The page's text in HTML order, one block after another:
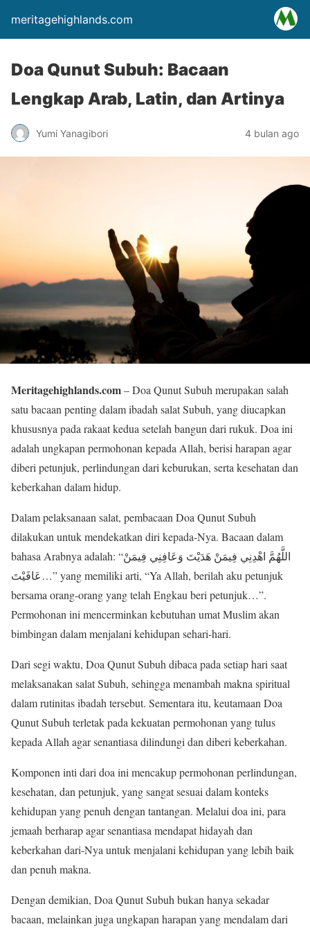
meritagehighlands.com
Doa Qunut Subuh: Bacaan
Lengkap Arab, Latin, dan Artinya
Yumi Yanagibori 4 bulan ago
Meritagehighlands.com– Doa Qunut Subuh merupakan salah
satu bacaan penting dalam ibadah salat Subuh, yang diucapkan
khususnya pada rakaat kedua setelah bangun dari rukuk. Doa ini
adalah ungkapan permohonan kepada Allah, berisi harapan agar
diberi petunjuk, perlindungan dari keburukan, serta kesehatan dan
keberkahan dalam hidup.
Dalam pelaksanaan salat, pembacaan Doa Qunut Subuh
dilakukan untuk mendekatkan diri kepada-Nya. Bacaan dalam
bahasa Arabnya adalah: “اللَّهُمَّ اهْدِنِي فِيمَنْ هَدَيْتَ وَعَافِنِي فِيمَنْ
عَافَيْتَ…” yang memiliki arti, “Ya Allah, berilah aku petunjuk
bersama orang-orang yang telah Engkau beri petunjuk…”.
Permohonan ini mencerminkan kebutuhan umat Muslim akan
bimbingan dalam menjalani kehidupan sehari-hari.
Dari segi waktu, Doa Qunut Subuh dibaca pada setiap hari saat
melaksanakan salat Subuh, sehingga menambah makna spiritual
dalam rutinitas ibadah tersebut. Sementara itu, keutamaan Doa
Qunut Subuh terletak pada kekuatan permohonan yang tulus
kepada Allah agar senantiasa dilindungi dan diberi keberkahan.
Komponen inti dari doa ini mencakup permohonan perlindungan,
kesehatan, dan petunjuk, yang sangat sesuai dalam konteks
kehidupan yang penuh dengan tantangan. Melalui doa ini, para
jemaah berharap agar senantiasa mendapat hidayah dan
keberkahan dari-Nya untuk menjalani kehidupan yang lebih baik
dan penuh makna.
Dengan demikian, Doa Qunut Subuh bukan hanya sekadar
bacaan, melainkan juga ungkapan harapan yang mendalam dari